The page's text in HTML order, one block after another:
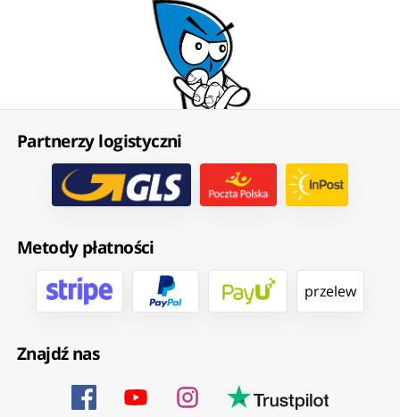
Partnerzy logistyczni
Metody płatności
przelew
Znajdź nas